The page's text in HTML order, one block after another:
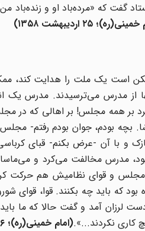
گفت که «مرده‌باد او و
۲۵ اردیبهشت ۱۳۵۸
)
است یک ملت را هدایت کند،
از مدرس می‌ترسیدند. مدرس
بر همه مجلس! بر اهالی که در
بودم، جوان بودم رفتم-
و با آن -عرض بکنم- قبای
مدرس مخالفت می‌کرد و
مجلس و قوای نظامیش هم حرکت
که باید چه بکنند. قوا، قوای
آمد و گفت حالا که ما باید
کاری نکردند...».(امام خمینی(ره)؛ ۱۶ خرداد ۱۳۵۸